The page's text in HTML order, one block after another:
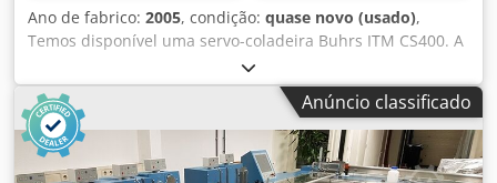
Ano de fabrico: 2005, condição: quase novo (usado),
Temos disponível uma servo-coladeira Buhrs ITM CS400. A
sua máquina é demasiado pequena? Com esta linha tem 6
alimentadores extra! Dwsdpemuzuaefx Agdja Ano de
construção 2005 e pouco utilizada. No entanto, vendemos
esta coladeira após manutenção completa e podemos
equipá-la com alimentadores. Estão disponíveis
Anúncio classificado